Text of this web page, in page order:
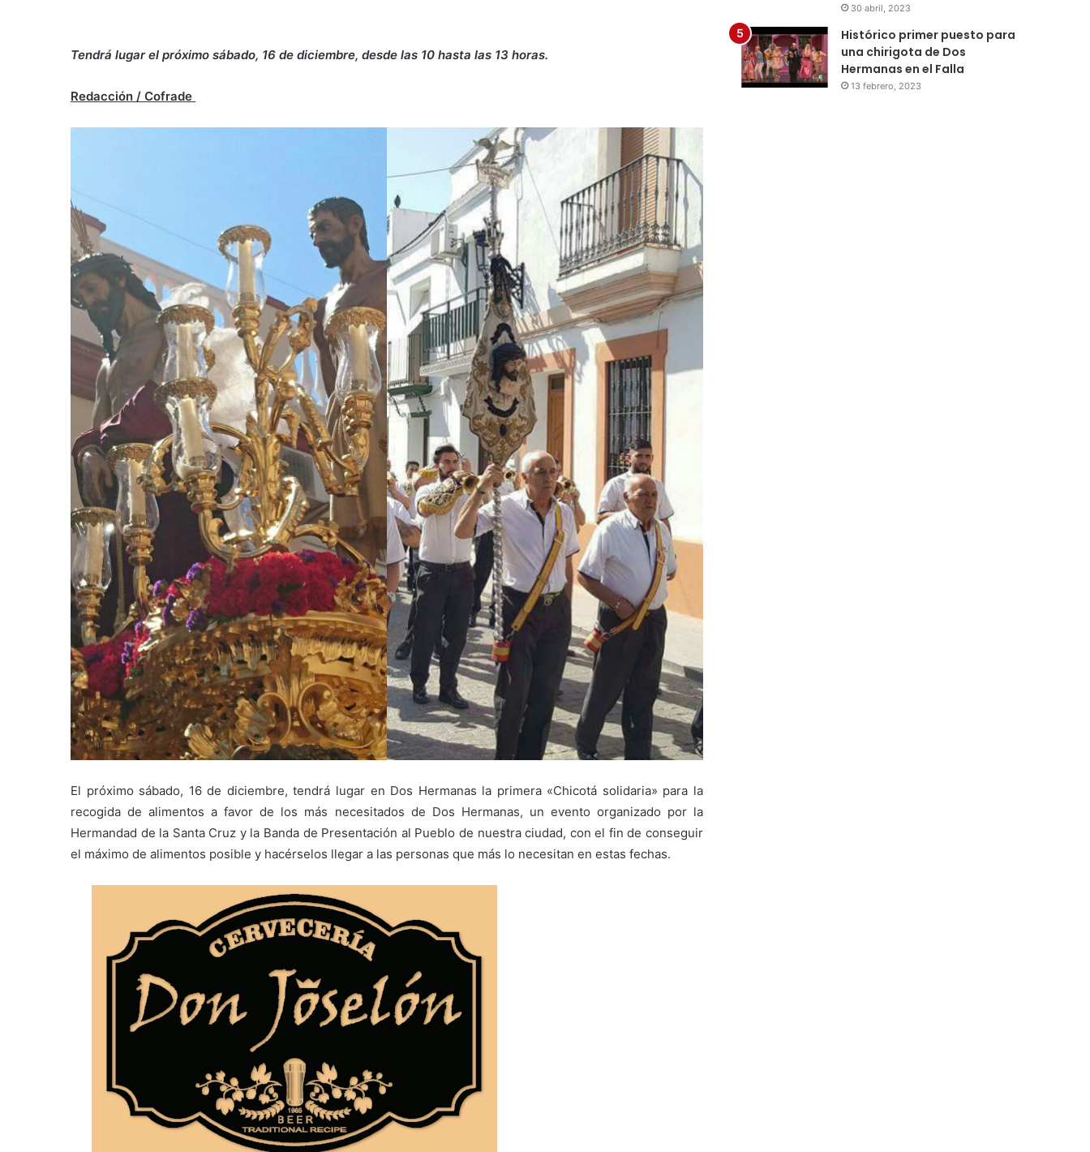
Tendrá lugar el próximo sábado, 16 de diciembre, desde las 10 hasta las 13 horas.
Redacción / Cofrade
El próximo sábado, 16 de diciembre, tendrá lugar en Dos Hermanas la primera «Chicotá solidaria» para la
recogida de alimentos a favor de los más necesitados de Dos Hermanas, un evento organizado por la
Hermandad de la Santa Cruz y la Banda de Presentación al Pueblo de nuestra ciudad, con el fin de conseguir
el máximo de alimentos posible y hacérselos llegar a las personas que más lo necesitan en estas fechas.
30 abril, 2023
Histórico primer puesto para
una chirigota de Dos
Hermanas en el Falla
13 febrero, 2023